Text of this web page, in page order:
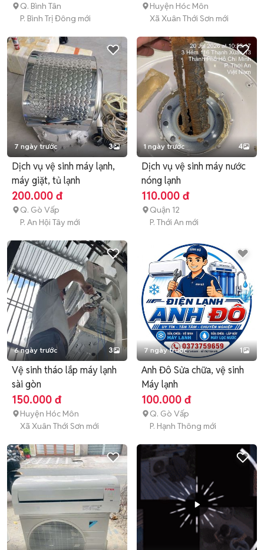
Q. Bình Tân
P. Bình Trị Đông mới
Huyện Hóc Môn
Xã Xuân Thới Sơn mới
7 ngày trước 3
Dịch vụ vệ sinh máy lạnh,
máy giặt, tủ lạnh
200.000 đ
Q. Gò Vấp
P. An Hội Tây mới
1 ngày trước 4
Dịch vụ vệ sinh máy nước
nóng lạnh
110.000 đ
Quận 12
P. Thới An mới
6 ngày trước 3
Vệ sinh tháo lắp máy lạnh
sài gòn
150.000 đ
Huyện Hóc Môn
Xã Xuân Thới Sơn mới
7 ngày trước 1
Anh Đô Sửa chữa, vệ sinh
Máy lạnh
100.000 đ
Q. Gò Vấp
P. Hạnh Thông mới